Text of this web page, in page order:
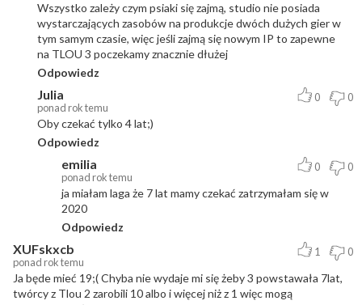
Wszystko zależy czym psiaki się zajmą, studio nie posiada
wystarczających zasobów na produkcje dwóch dużych gier w
tym samym czasie, więc jeśli zajmą się nowym IP to zapewne
na TLOU 3 poczekamy znacznie dłużej
Odpowiedz
Julia
ponad rok temu
0 0
Oby czekać tylko 4 lat;)
Odpowiedz
emilia
ponad rok temu
0 0
ja miałam laga że 7 lat mamy czekać zatrzymałam się w
2020
Odpowiedz
XUFskxcb
ponad rok temu
1 0
Ja będe mieć 19;( Chyba nie wydaje mi się żeby 3 powstawała 7lat,
twórcy z Tlou 2 zarobili 10 albo i więcej niż z 1 więc mogą